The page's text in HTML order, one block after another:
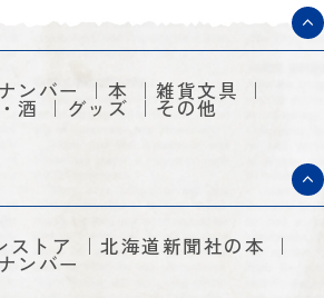
ンバー 本 雑貨文具
酒 グッズ その他
ストア 北海道新聞社の本
ンバー